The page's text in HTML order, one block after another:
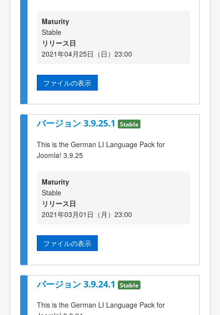
Maturity
Stable
リリース日
2021年04月25日（日）23:00
ファイルの表示
バージョン 3.9.25.1 Stable
This is the German LI Language Pack for
Joomla! 3.9.25
Maturity
Stable
リリース日
2021年03月01日（月）23:00
ファイルの表示
バージョン 3.9.24.1 Stable
This is the German LI Language Pack for